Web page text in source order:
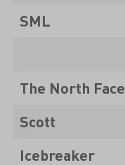
SML
The North Face
Scott
Icebreaker